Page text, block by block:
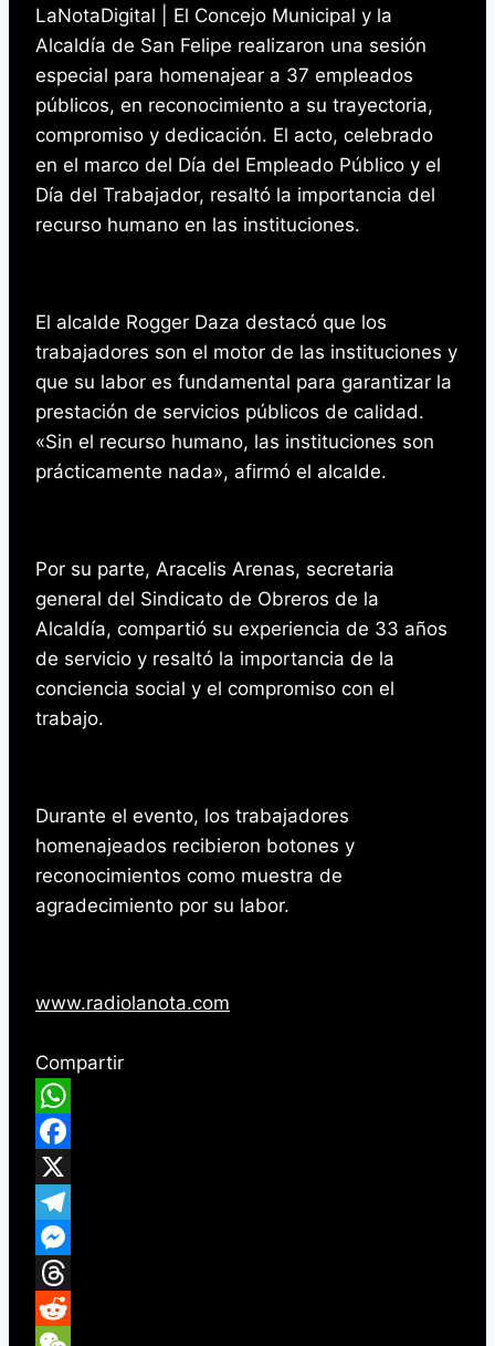
LaNotaDigital | El Concejo Municipal y la
Alcaldía de San Felipe realizaron una sesión
especial para homenajear a 37 empleados
públicos, en reconocimiento a su trayectoria,
compromiso y dedicación. El acto, celebrado
en el marco del Día del Empleado Público y el
Día del Trabajador, resaltó la importancia del
recurso humano en las instituciones.
El alcalde Rogger Daza destacó que los
trabajadores son el motor de las instituciones y
que su labor es fundamental para garantizar la
prestación de servicios públicos de calidad.
«Sin el recurso humano, las instituciones son
prácticamente nada», afirmó el alcalde.
Por su parte, Aracelis Arenas, secretaria
general del Sindicato de Obreros de la
Alcaldía, compartió su experiencia de 33 años
de servicio y resaltó la importancia de la
conciencia social y el compromiso con el
trabajo.
Durante el evento, los trabajadores
homenajeados recibieron botones y
reconocimientos como muestra de
agradecimiento por su labor.
www.radiolanota.com
Compartir
WhatsApp
Facebook
X
Telegram
Messenger
Threads